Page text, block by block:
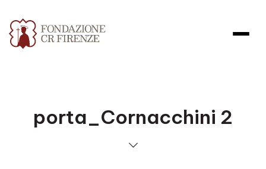
porta_Cornacchini 2